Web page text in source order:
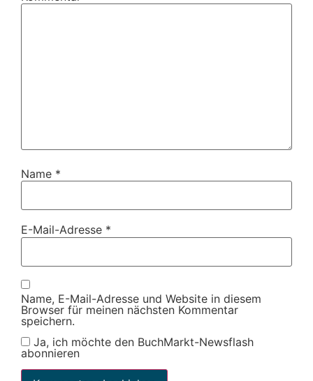
Name *
E-Mail-Adresse *
Name, E-Mail-Adresse und Website in diesem
Browser für meinen nächsten Kommentar
speichern.
Ja, ich möchte den BuchMarkt-Newsflash
abonnieren